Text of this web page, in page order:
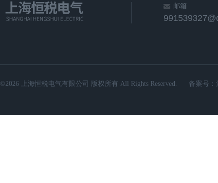
邮箱
©2026 上海恒税电气有限公司 版权所有 All Rights Reserved. 备案号：